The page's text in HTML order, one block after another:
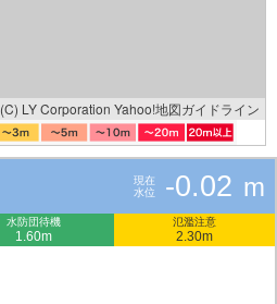
(C) LY Corporation Yahoo!地図ガイドライン
現在
水位
-0.02 m
水防団待機
1.60m
氾濫注意
2.30m